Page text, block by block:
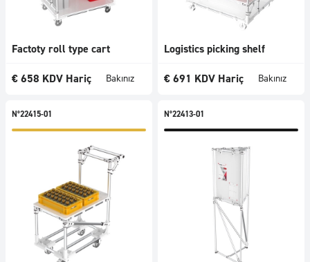
Factoty roll type cart
€ 658 KDV Hariç Bakınız
Logistics picking shelf
€ 691 KDV Hariç Bakınız
N°22415-01 N°22413-01